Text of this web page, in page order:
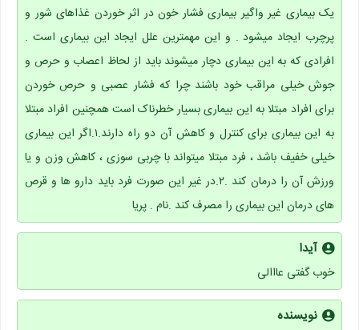
یک بیماری غیر واگیر بیماری فشار خون در اثر خوردن غذاهای شور و
پرچرب ایجاد میشود . و این مهمترین علل ایجاد این بیماری است .
افرادی که به این بیماری دچار میشوند باید از لحاظ اعصاب و حرص و
جوش خیلی مراقب خود باشند چرا که فشار عصبی و حرص خوردن
برای افراد مبتلا به این بیماری بسیار خطرناک است همچنین افراد مبتلا
به این بیماری برای کنترل و کاهش آن دو راه دارند.۱.اگر این بیماری
خیلی خفیف باشد ، فرد مبتلا میتواند با چربی سوزی ، کاهش وزن و یا
ورزش آن را درمان کند .۲.در غیر این صورت فرد باید دارو ها و قرص
های درمان این بیماری را مصرف کند .نام . پریا
آیدا
خوب گفتی عااالی
نویسنده